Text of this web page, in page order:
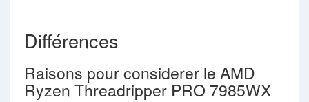
Différences
Raisons pour considerer le AMD
Ryzen Threadripper PRO 7985WX